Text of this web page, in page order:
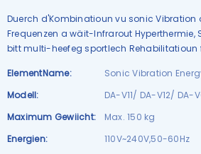
Duerch d'Kombinatioun vu sonic Vibration
Frequenzen a wäit-Infrarout
bitt multi-heefeg sportlech Rehabilitatioun
ElementName:
Sonic Vibration
Modell:
DA-V11/ DA-V12/ DA-
Maximum Gewiicht:
Max. 150 kg
Energien:
110V~240V,50-60Hz